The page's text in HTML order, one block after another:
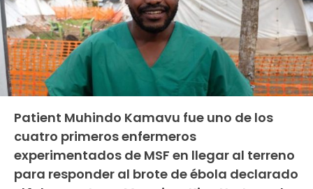
Patient Muhindo Kamavu fue uno de los
cuatro primeros enfermeros
experimentados de MSF en llegar al terreno
para responder al brote de ébola declarado